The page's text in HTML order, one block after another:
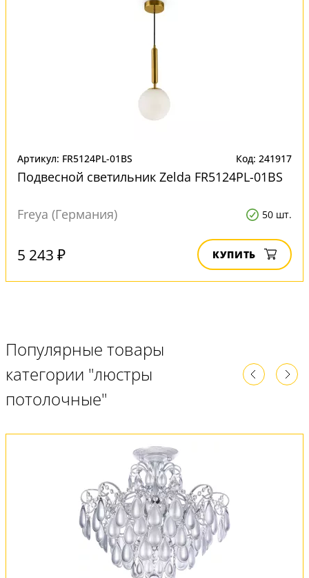
Артикул: FR5124PL-01BS Код: 241917
Подвесной светильник Zelda FR5124PL-01BS
Freya (Германия) 50 шт.
5 243 ₽ КУПИТЬ
Популярные товары
категории "люстры
потолочные"